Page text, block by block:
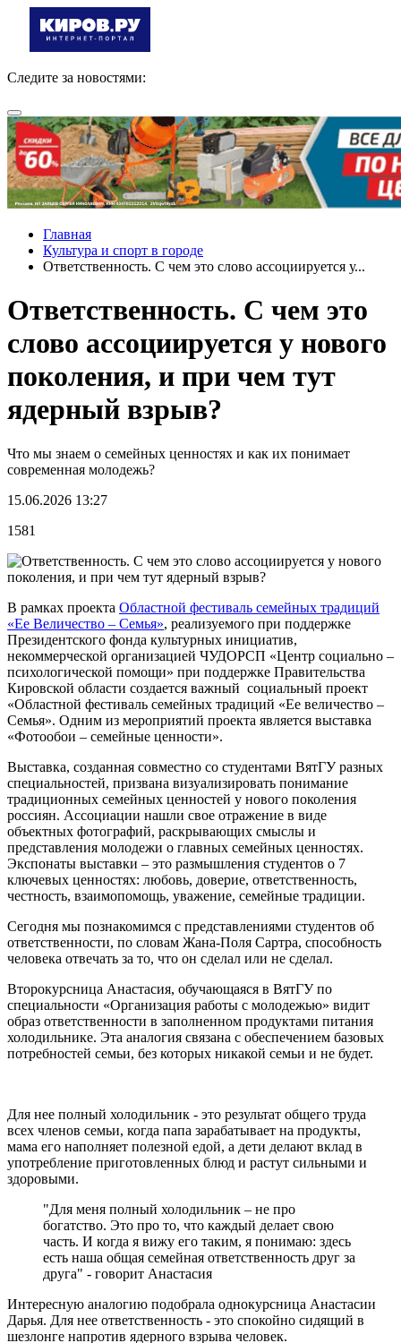
Следите за новостями:
Главная
Культура и спорт в городе
Ответственность. С чем это слово ассоциируется у...
Ответственность. С чем это
слово ассоциируется у нового
поколения, и при чем тут
ядерный взрыв?
Что мы знаем о семейных ценностях и как их понимает
современная молодежь?
15.06.2026 13:27
1581
В рамках проекта Областной фестиваль семейных традиций
«Ее Величество – Семья», реализуемого при поддержке
Президентского фонда культурных инициатив,
некоммерческой организацией ЧУДОРСП «Центр социально –
психологической помощи» при поддержке Правительства
Кировской области создается важный социальный проект
«Областной фестиваль семейных традиций «Ее величество –
Семья». Одним из мероприятий проекта является выставка
«Фотообои – семейные ценности».
Выставка, созданная совместно со студентами ВятГУ разных
специальностей, призвана визуализировать понимание
традиционных семейных ценностей у нового поколения
россиян. Ассоциации нашли свое отражение в виде
объектных фотографий, раскрывающих смыслы и
представления молодежи о главных семейных ценностях.
Экспонаты выставки – это размышления студентов о 7
ключевых ценностях: любовь, доверие, ответственность,
честность, взаимопомощь, уважение, семейные традиции.
Сегодня мы познакомимся с представлениями студентов об
ответственности, по словам Жана-Поля Сартра, способность
человека отвечать за то, что он сделал или не сделал.
Второкурсница Анастасия, обучающаяся в ВятГУ по
специальности «Организация работы с молодежью» видит
образ ответственности в заполненном продуктами питания
холодильнике. Эта аналогия связана с обеспечением базовых
потребностей семьи, без которых никакой семьи и не будет.
Для нее полный холодильник - это результат общего труда
всех членов семьи, когда папа зарабатывает на продукты,
мама его наполняет полезной едой, а дети делают вклад в
употребление приготовленных блюд и растут сильными и
здоровыми.
"Для меня полный холодильник – не про
богатство. Это про то, что каждый делает свою
часть. И когда я вижу его таким, я понимаю: здесь
есть наша общая семейная ответственность друг за
друга" - говорит Анастасия
Интересную аналогию подобрала однокурсница Анастасии
Дарья. Для нее ответственность - это спокойно сидящий в
шезлонге напротив ядерного взрыва человек.